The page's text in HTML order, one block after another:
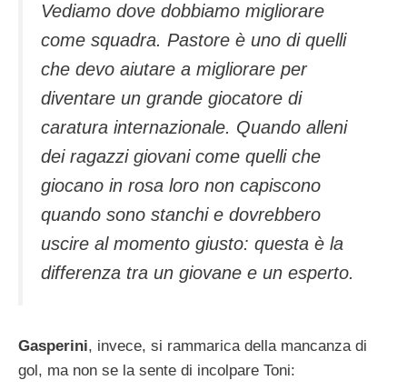
Vediamo dove dobbiamo migliorare
come squadra. Pastore è uno di quelli
che devo aiutare a migliorare per
diventare un grande giocatore di
caratura internazionale. Quando alleni
dei ragazzi giovani come quelli che
giocano in rosa loro non capiscono
quando sono stanchi e dovrebbero
uscire al momento giusto: questa è la
differenza tra un giovane e un esperto.
Gasperini, invece, si rammarica della mancanza di
gol, ma non se la sente di incolpare Toni: